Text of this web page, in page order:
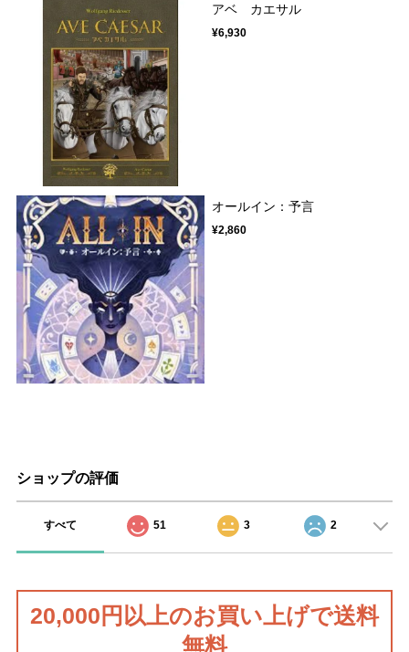
アベ カエサル
¥6,930
オールイン：予言
¥2,860
ショップの評価
すべて 51 3 2
20,000円以上のお買い上げで送料
無料